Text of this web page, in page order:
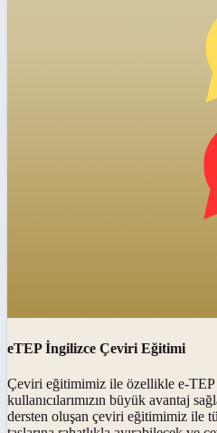
eTEP İngilizce Çeviri Eğitimi
Çeviri eğitimimiz ile özellikle e-
kullanıcılarımızın büyük avantaj
dersten oluşan çeviri eğitimimiz ile